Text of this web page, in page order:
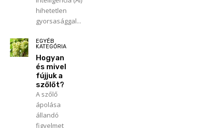
hihetetlen
gyorsasággal...
EGYÉB
KATEGÓRIA
Hogyan
és mivel
fújjuk a
szőlőt?
A szőlő
ápolása
állandó
figyelmet